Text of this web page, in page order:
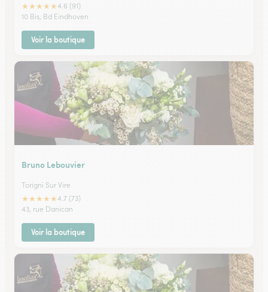
★★★★★4.6 (91)
10 Bis, Bd Eindhoven
Voir la boutique
Bruno Lebouvier
Torigni Sur Vire
★★★★★4.7 (73)
43, rue Danican
Voir la boutique